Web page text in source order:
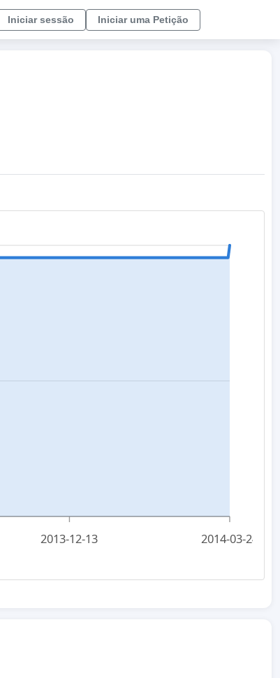
Iniciar sessão Iniciar uma Petição
2013-12-13 2014-03-24